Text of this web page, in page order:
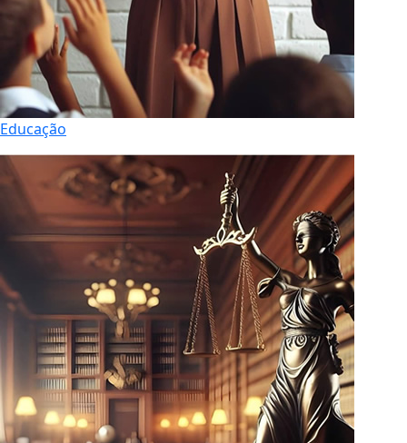
Educação